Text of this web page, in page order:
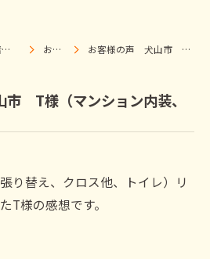
大工さんのリフォーム店｜株式会社ウィズホーム｜扶桑・犬山 お客様の声 お客様の声 犬山市 T様（マンション内装、トイレ）
T様（マンション内装、
り替え、クロス他、トイレ）リ
T様の感想です。